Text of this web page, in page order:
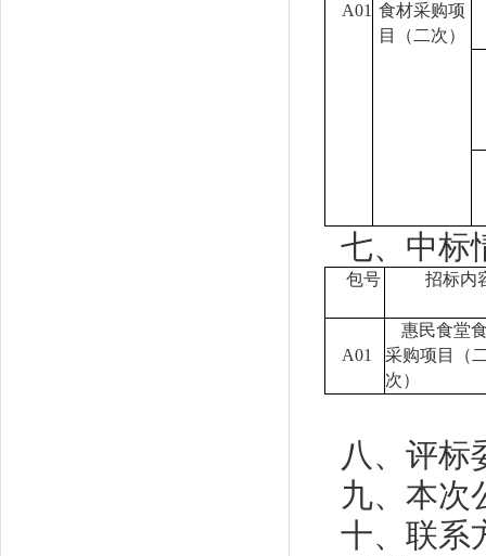
A01 食材采购项
目（二次）
七、中标
包号 招标内
A01
惠民食堂
采购项目（
次）
八、评标
九、本次
十、联系